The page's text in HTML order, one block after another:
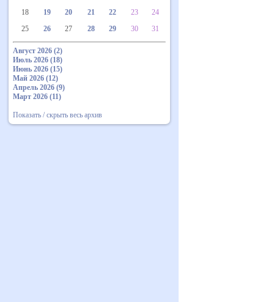
18
19 20 21 22 23
24
25
26 27 28 29 30 31
Август 2026 (2)
Июль 2026 (18)
Июнь 2026 (15)
Май 2026 (12)
Апрель 2026 (9)
Март 2026 (11)
Показать / скрыть весь архив